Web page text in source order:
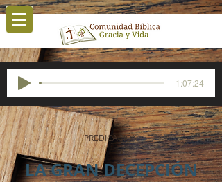
-1:07:24
PREDICACIÓN
LA GRAN DECEPCIÓN